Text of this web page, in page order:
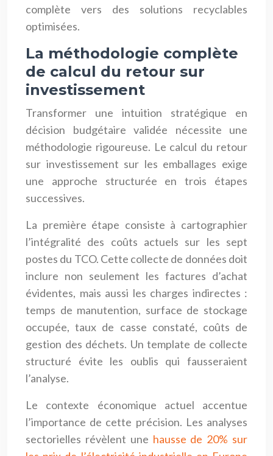
complète vers des solutions recyclables
optimisées.
La méthodologie complète
de calcul du retour sur
investissement
Transformer une intuition stratégique en
décision budgétaire validée nécessite une
méthodologie rigoureuse. Le calcul du retour
sur investissement sur les emballages exige
une approche structurée en trois étapes
successives.
La première étape consiste à cartographier
l’intégralité des coûts actuels sur les sept
postes du TCO. Cette collecte de données doit
inclure non seulement les factures d’achat
évidentes, mais aussi les charges indirectes :
temps de manutention, surface de stockage
occupée, taux de casse constaté, coûts de
gestion des déchets. Un template de collecte
structuré évite les oublis qui fausseraient
l’analyse.
Le contexte économique actuel accentue
l’importance de cette précision. Les analyses
sectorielles révèlent une hausse de 20% sur